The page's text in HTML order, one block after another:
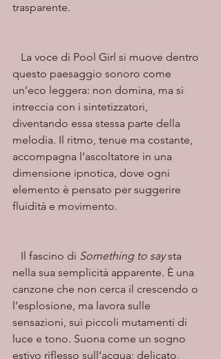
trasparente.
questo paesaggio sonoro come
un’eco leggera: non domina, ma si
intreccia con i sintetizzatori,
diventando essa stessa parte della
melodia. Il ritmo, tenue ma costante,
accompagna l’ascoltatore in una
dimensione ipnotica, dove ogni
elemento è pensato per suggerire
fluidità e movimento.
   Il fascino di
Something to say sta
nella sua semplicità apparente. È una
canzone che non cerca il crescendo o
l’esplosione, ma lavora sulle
sensazioni, sui piccoli mutamenti di
luce e tono. Suona come un sogno
estivo riflesso sull’acqua: delicato,